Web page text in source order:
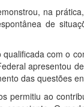
na
de
com o
apresentou
das questões
permitiu ao